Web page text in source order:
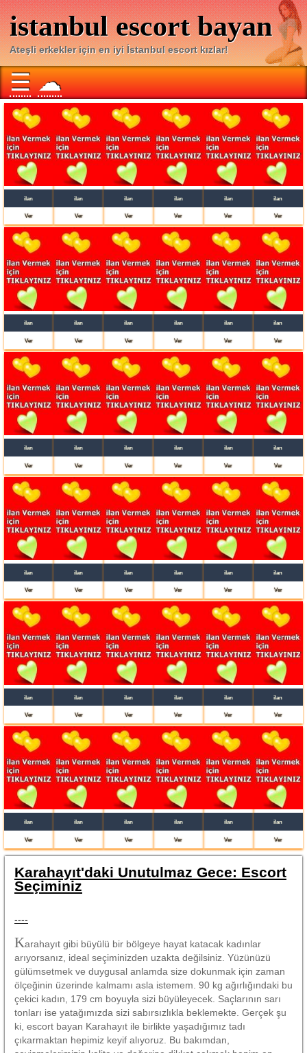
istanbul escort bayan
Ateşli erkekler için en iyi İstanbul escort kızlar!
☰ ☁
ilan
Ver
ilan
Ver
ilan
Ver
ilan
Ver
ilan
Ver
ilan
Ver
ilan
Ver
ilan
Ver
ilan
Ver
ilan
Ver
ilan
Ver
ilan
Ver
ilan
Ver
ilan
Ver
ilan
Ver
ilan
Ver
ilan
Ver
ilan
Ver
ilan
Ver
ilan
Ver
ilan
Ver
ilan
Ver
ilan
Ver
ilan
Ver
ilan
Ver
ilan
Ver
ilan
Ver
ilan
Ver
ilan
Ver
ilan
Ver
ilan
Ver
ilan
Ver
ilan
Ver
ilan
Ver
ilan
Ver
ilan
Ver
Karahayıt'daki Unutulmaz Gece: Escort
Seçiminiz
----
Karahayıt gibi büyülü bir bölgeye hayat katacak kadınlar
arıyorsanız, ideal seçiminizden uzakta değilsiniz. Yüzünüzü
gülümsetmek ve duygusal anlamda size dokunmak için zaman
ölçeğinin üzerinde kalmamı asla istemem. 90 kg ağırlığındaki bu
çekici kadın, 179 cm boyuyla sizi büyüleyecek. Saçlarının sarı
tonları ise yatağımızda sizi sabırsızlıkla beklemekte. Gerçek şu
ki, escort bayan Karahayıt ile birlikte yaşadığımız tadı
çıkarmaktan hepimiz keyif alıyoruz. Bu bakımdan,